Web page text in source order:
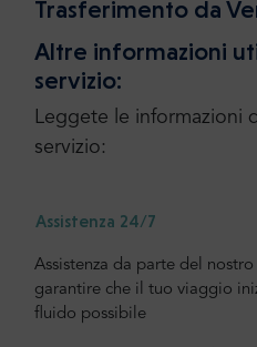
Trasferimento da
Altre informazioni
servizio:
Leggete le informazioni
servizio:
Assistenza 24/7
Assistenza da parte del
garantire che il tuo viaggio
fluido possibile